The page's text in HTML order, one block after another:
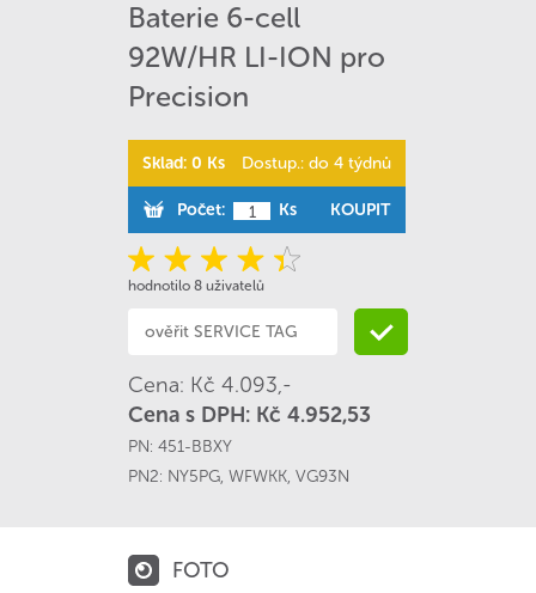
Baterie 6-cell
92W/HR LI-ION pro
Precision
Sklad: 0 Ks Dostup.: do 4 týdnů
Počet: Ks KOUPIT
hodnotilo 8 uživatelů
Cena: Kč 4.093,-
Cena s DPH: Kč 4.952,53
PN: 451-BBXY
PN2: NY5PG, WFWKK, VG93N
FOTO